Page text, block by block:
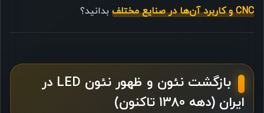
CNC و کاربرد آن‌ها در صنایع مختلف
بدانید؟
بازگشت نئون و ظهور نئون LED در
ایران (دهه 1380 تاکنون)